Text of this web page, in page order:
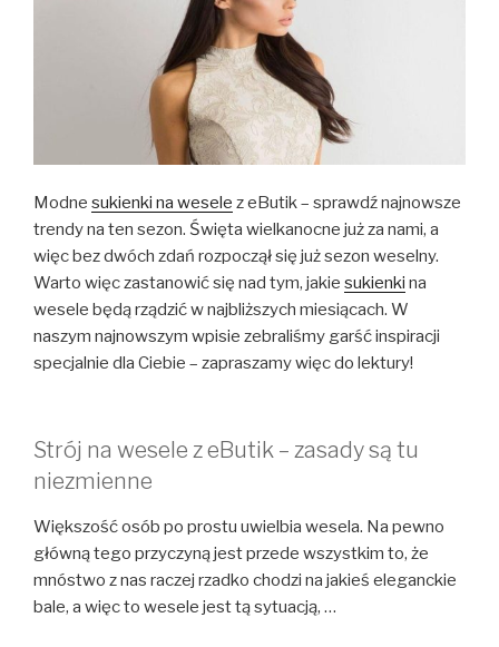
Modne sukienki na wesele z eButik – sprawdź najnowsze
trendy na ten sezon. Święta wielkanocne już za nami, a
więc bez dwóch zdań rozpoczął się już sezon weselny.
Warto więc zastanowić się nad tym, jakie sukienki na
wesele będą rządzić w najbliższych miesiącach. W
naszym najnowszym wpisie zebraliśmy garść inspiracji
specjalnie dla Ciebie – zapraszamy więc do lektury!
Strój na wesele z eButik – zasady są tu
niezmienne
Większość osób po prostu uwielbia wesela. Na pewno
główną tego przyczyną jest przede wszystkim to, że
mnóstwo z nas raczej rzadko chodzi na jakieś eleganckie
bale, a więc to wesele jest tą sytuacją, …